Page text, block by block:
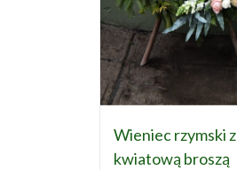
Wieniec rzymski z
kwiatową broszą